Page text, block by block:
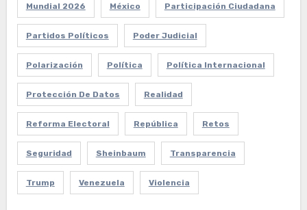
Mundial 2026 México Participación Ciudadana
Partidos Políticos Poder Judicial
Polarización Política Política Internacional
Protección De Datos Realidad
Reforma Electoral República Retos
Seguridad Sheinbaum Transparencia
Trump Venezuela Violencia